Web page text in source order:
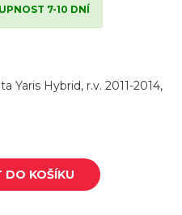
7-10 DNÍ
Yaris Hybrid, r.v. 2011-2014,
DO KOŠÍKU